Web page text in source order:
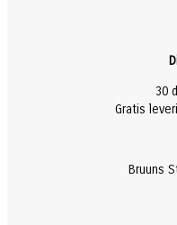
30
Gratis
Bruuns